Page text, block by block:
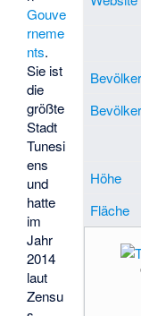
Höhe
Fläche
Gouve
rneme
nts.
Sie ist
die
größte
Stadt
Tunesi
ens
und
hatte
im
Jahr
2014
laut
Zensu